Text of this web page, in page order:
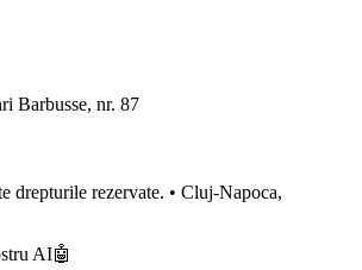
Barbusse, nr. 87
drepturile rezervate. • Cluj-Napoca,
AI🤖